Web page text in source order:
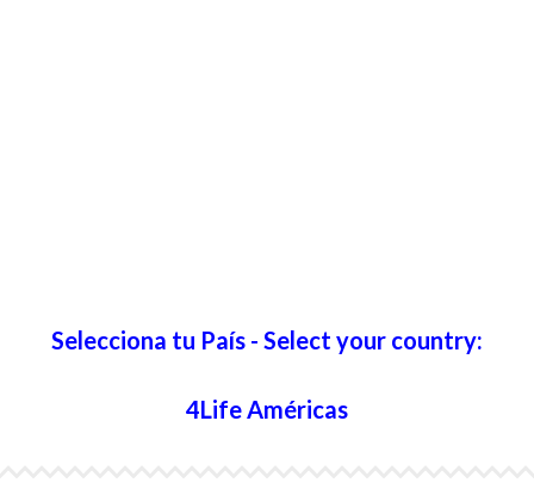
Selecciona tu País - Select your country:
4Life Américas